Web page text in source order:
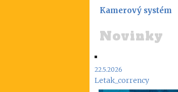
Kamerový systém
Novinky
22.5.2026
Letak_corrency